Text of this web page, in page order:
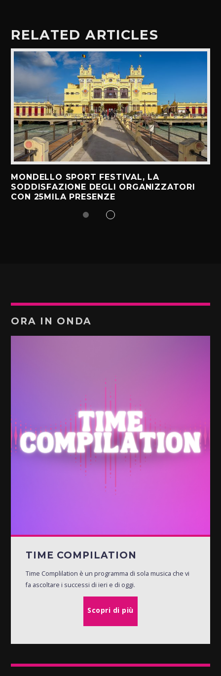
RELATED ARTICLES
MONDELLO SPORT FESTIVAL, LA
SODDISFAZIONE DEGLI ORGANIZZATORI
CON 25MILA PRESENZE
ORA IN ONDA
TIME COMPILATION
Time Complilation è un programma di sola musica che vi
fa ascoltare i successi di ieri e di oggi.
Scopri di più